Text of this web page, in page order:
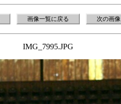
画像一覧に戻る 次の画像
IMG_7995.JPG